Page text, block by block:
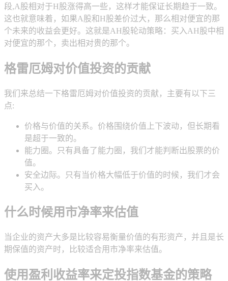
段,A股相对于H股涨得高一些，这样才能保证长期趋于一致。
这也就意味着，如果A股和H股差价过大，那么相对便宜的那
个未来的收益会更好。这就是AH股轮动策略：买入AH股中相
对便宜的那个，卖出相对贵的那个。
格雷厄姆对价值投资的贡献
我们来总结一下格雷厄姆对价值投资的贡献，主要有以下三
点:
价格与价值的关系。价格围绕价值上下波动，但长期看
是超于一致的。
能力圈。只有具备了能力圈，我们才能判断出股票的价
值。
安全边际。只有当价格大幅低于价值的时候，我们才会
买入。
什么时候用市净率来估值
当企业的资产大多是比较容易衡量价值的有形资产，并且是长
期保值的资产时，比较适合用市净率来估值。
使用盈利收益率来定投指数基金的策略